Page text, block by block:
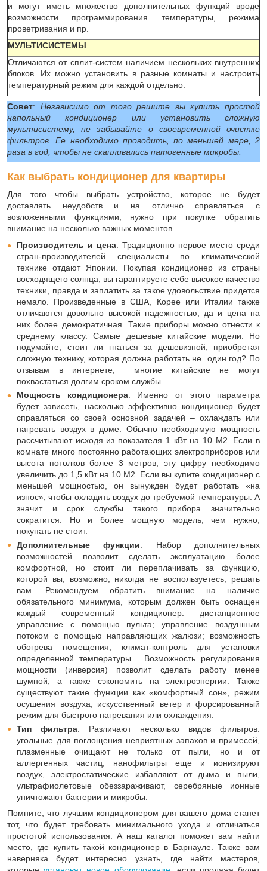
и могут иметь множество дополнительных функций вроде
возможности программирования температуры, режима
проветривания и пр.
МУЛЬТИСИСТЕМЫ
Отличаются от сплит-систем наличием нескольких внутренних
блоков. Их можно установить в разные комнаты и настроить
температурный режим для каждой отдельно.
Совет: Независимо от того решите вы купить простой
напольный кондиционер или установить сложную
мультисистему, не забывайте о своевременной очистке
фильтров. Ее необходимо проводить, по меньшей мере, 2
раза в год, чтобы не скапливались патогенные микробы.
Как выбрать кондиционер для квартиры
Для того чтобы выбрать устройство, которое не будет
доставлять неудобств и на отлично справляться с
возложенными функциями, нужно при покупке обратить
внимание на несколько важных моментов.
Производитель и цена . Традиционно первое место среди
стран-производителей специалисты по климатической
технике отдают Японии. Покупая кондиционер из страны
восходящего солнца, вы гарантируете себе высокое качество
техники, правда и заплатить за такое удовольствие придется
немало. Произведенные в США, Корее или Италии также
отличаются довольно высокой надежностью, да и цена на
них более демократичная. Такие приборы можно отнести к
среднему классу. Самые дешевые китайские модели. Но
подумайте, стоит ли гнаться за дешевизной, приобретая
сложную технику, которая должна работать не один год? По
отзывам в интернете, многие китайские не могут
похвастаться долгим сроком службы.
Мощность кондиционера . Именно от этого параметра
будет зависеть, насколько эффективно кондиционер будет
справляться со своей основной задачей – охлаждать или
нагревать воздух в доме. Обычно необходимую мощность
рассчитывают исходя из показателя 1 кВт на 10 М2. Если в
комнате много постоянно работающих электроприборов или
высота потолков более 3 метров, эту цифру необходимо
увеличить до 1,5 кВт на 10 М2. Если вы купите кондиционер с
меньшей мощностью, он вынужден будет работать «на
износ», чтобы охладить воздух до требуемой температуры. А
значит и срок службы такого прибора значительно
сократится. Но и более мощную модель, чем нужно,
покупать не стоит.
Дополнительные функции . Набор дополнительных
возможностей позволит сделать эксплуатацию более
комфортной, но стоит ли переплачивать за функцию,
которой вы, возможно, никогда не воспользуетесь, решать
вам. Рекомендуем обратить внимание на наличие
обязательного минимума, которым должен быть оснащен
каждый современный кондиционер: дистанционное
управление с помощью пульта; управление воздушным
потоком с помощью направляющих жалюзи; возможность
обогрева помещения; климат-контроль для установки
определенной температуры. Возможность регулирования
мощности (инверсия) позволит сделать работу менее
шумной, а также сэкономить на электроэнергии. Также
существуют такие функции как «комфортный сон», режим
осушения воздуха, искусственный ветер и форсированный
режим для быстрого нагревания или охлаждения.
Тип фильтра . Различают несколько видов фильтров:
угольные для поглощения неприятных запахов и примесей,
плазменные очищают не только от пыли, но и от
аллергенных частиц, нанофильтры еще и ионизируют
воздух, электростатические избавляют от дыма и пыли,
ультрафиолетовые обеззараживают, серебряные ионные
уничтожают бактерии и микробы.
Помните, что лучшим кондиционером для вашего дома станет
тот, что будет требовать минимального ухода и отличаться
простотой использования. А наш каталог поможет вам найти
место, где купить такой кондиционер в Барнауле. Также вам
наверняка будет интересно узнать, где найти мастеров,